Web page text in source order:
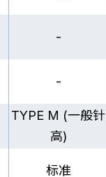
-
-
TYPE M (一般针
高)
标准